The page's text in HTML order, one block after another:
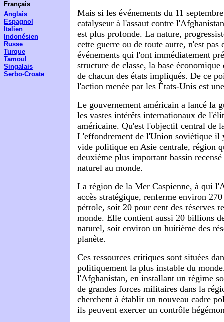
Français
Anglais
Espagnol
Italien
Indonésien
Russe
Turque
Tamoul
Singalais
Serbo-Croate
Mais si les événements du 11
catalyseur à l'assaut contre
est plus profonde. La nature,
cette guerre ou de toute autre, n'est pas
événements qui l'ont immédiatement
structure de classe, la base
de chacun des états impliqués. De ce
l'action menée par les États-Unis est
Le gouvernement américain a lancé la
les vastes intérêts internationaux de
américaine. Qu'est l'objectif central de
L'effondrement de l'Union soviétique il
vide politique en Asie centrale, région
deuxième plus important bassin
naturel au monde.
La région de la Mer Caspienne, à qui
accès stratégique, renferme environ
pétrole, soit 20 pour cent des réserves
monde. Elle contient aussi 20 billions
naturel, soit environ un huitième des
planète.
Ces ressources critiques sont situées
politiquement la plus instable du
l'Afghanistan, en installant un régime
de grandes forces militaires dans la
cherchent à établir un nouveau cadre
ils peuvent exercer un contrôle